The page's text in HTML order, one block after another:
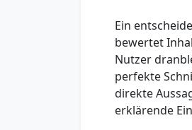
Ein
bewertet
Nutzer
perfekte
direkte
erklärende